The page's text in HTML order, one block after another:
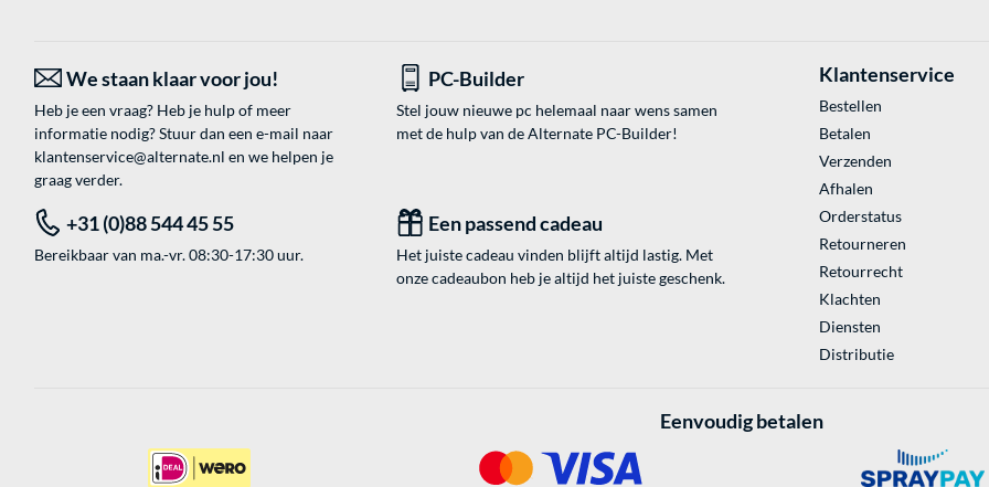
We staan klaar voor jou!
Heb je een vraag? Heb je hulp of meer
informatie nodig? Stuur dan een e-mail naar
klantenservice@alternate.nl en we helpen je
graag verder.
PC-Builder
Stel jouw nieuwe pc helemaal naar wens samen
met de hulp van de Alternate PC-Builder!
+31 (0)88 544 45 55
Bereikbaar van ma.-vr. 08:30-17:30 uur.
Een passend cadeau
Het juiste cadeau vinden blijft altijd lastig. Met
onze cadeaubon heb je altijd het juiste geschenk.
Klantenservice
Bestellen
Betalen
Verzenden
Afhalen
Orderstatus
Retourneren
Retourrecht
Klachten
Diensten
Distributie
Eenvoudig betalen